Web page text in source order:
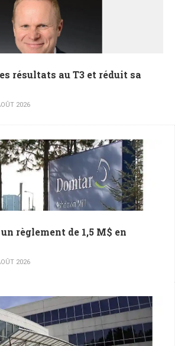
résultats au T3 et réduit sa
2026
règlement de 1,5 M$ en
2026